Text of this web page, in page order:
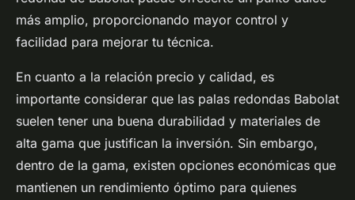
más amplio, proporcionando mayor control y
facilidad para mejorar tu técnica.
En cuanto a la relación precio y calidad, es
importante considerar que las palas redondas Babolat
suelen tener una buena durabilidad y materiales de
alta gama que justifican la inversión. Sin embargo,
dentro de la gama, existen opciones económicas que
mantienen un rendimiento óptimo para quienes